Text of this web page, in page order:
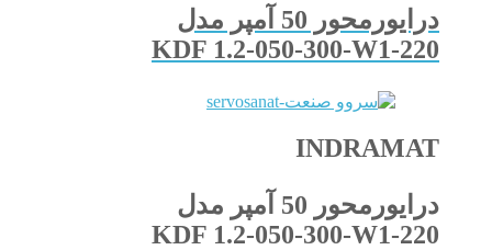
درایورمحور 50 آمپر مدل
KDF 1.2-050-300-W1-220
INDRAMAT
درایورمحور 50 آمپر مدل
KDF 1.2-050-300-W1-220